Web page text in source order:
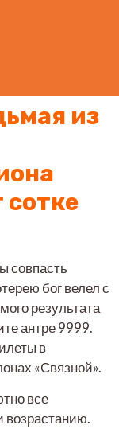
из
сотке
совпасть
бог велел с
результата
антре 9999.
в
«Связной».
все
возрастанию.